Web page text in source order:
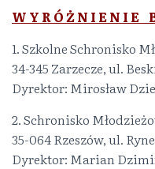
W Y R Ó Ż N I E N I E
1. Szkolne Schronisko
34-345 Zarzecze, ul.
Dyrektor: Mirosław
2. Schronisko
35-064 Rzeszów, ul.
Dyrektor: Marian